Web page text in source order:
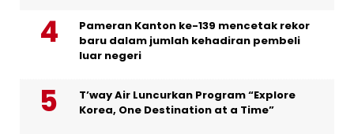
Pameran Kanton ke-139 mencetak rekor
baru dalam jumlah kehadiran pembeli
luar negeri
T’way Air Luncurkan Program “Explore
Korea, One Destination at a Time”